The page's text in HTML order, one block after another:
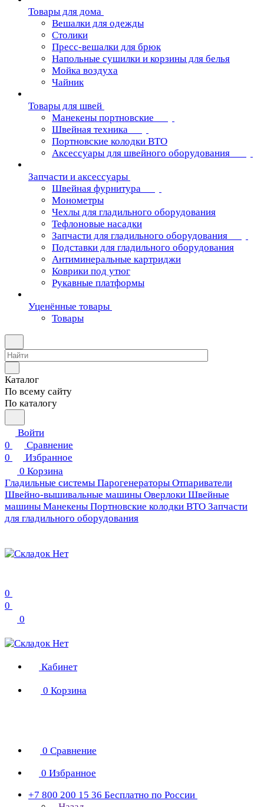
Товары для дома
Вешалки для одежды
Столики
Пресс-вешалки для брюк
Напольные сушилки и корзины для белья
Мойка воздуха
Чайник
Товары для швей
Манекены портновские
Швейная техника
Портновские колодки ВТО
Аксессуары для швейного оборудования
Запчасти и аксессуары
Швейная фурнитура
Монометры
Чехлы для гладильного оборудования
Тефлоновые насадки
Запчасти для гладильного оборудования
Подставки для гладильного оборудования
Антиминеральные картриджи
Коврики под утюг
Рукавные платформы
Уценённые товары
Товары
Каталог
По всему сайту
По каталогу
Войти
0
Сравнение
0
Избранное
0 Корзина
Гладильные системы Парогенераторы Отпариватели
Швейно-вышивальные машины Оверлоки Швейные
машины Манекены Портновские колодки ВТО Запчасти
для гладильного оборудования
0
0
0
Кабинет
0 Корзина
0 Сравнение
0 Избранное
+7 800 200 15 36 Бесплатно по России